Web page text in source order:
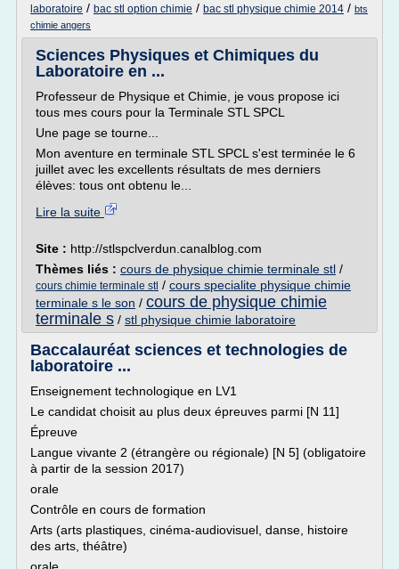
laboratoire / bac stl option chimie / bac stl physique chimie 2014 / bts
chimie angers
Sciences Physiques et Chimiques du
Laboratoire en ...
Professeur de Physique et Chimie, je vous propose ici
tous mes cours pour la Terminale STL SPCL
Une page se tourne...
Mon aventure en terminale STL SPCL s'est terminée le 6
juillet avec les excellents résultats de mes derniers
élèves: tous ont obtenu le...
Lire la suite
Site : http://stlspclverdun.canalblog.com
Thèmes liés : cours de physique chimie terminale stl /
cours chimie terminale stl / cours specialite physique chimie
terminale s le son / cours de physique chimie
terminale s / stl physique chimie laboratoire
Baccalauréat sciences et technologies de
laboratoire ...
Enseignement technologique en LV1
Le candidat choisit au plus deux épreuves parmi [N 11]
Épreuve
Langue vivante 2 (étrangère ou régionale) [N 5] (obligatoire
à partir de la session 2017)
orale
Contrôle en cours de formation
Arts (arts plastiques, cinéma-audiovisuel, danse, histoire
des arts, théâtre)